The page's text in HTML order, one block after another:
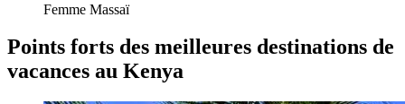
Femme Massaï
Points forts des meilleures destinations de
vacances au Kenya